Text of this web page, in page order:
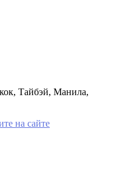
Тайбэй, Манила,
на сайте